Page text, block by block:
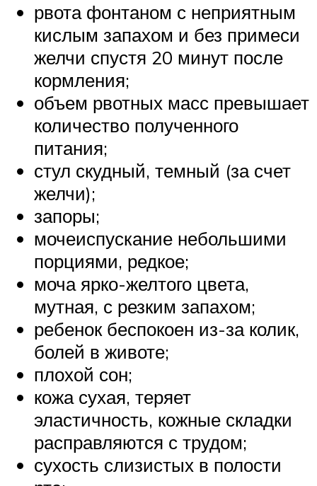
рвота фонтаном с неприятным
кислым запахом и без примеси
желчи спустя 20 минут после
кормления;
объем рвотных масс превышает
количество полученного
питания;
стул скудный, темный (за счет
желчи);
запоры;
мочеиспускание небольшими
порциями, редкое;
моча ярко-желтого цвета,
мутная, с резким запахом;
ребенок беспокоен из-за колик,
болей в животе;
плохой сон;
кожа сухая, теряет
эластичность, кожные складки
расправляются с трудом;
сухость слизистых в полости